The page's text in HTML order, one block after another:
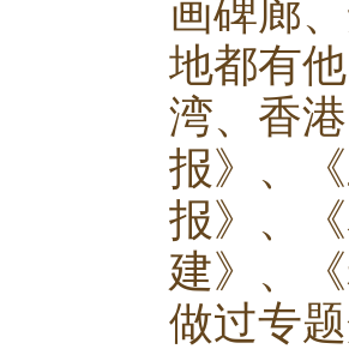
画碑廊
地都有
湾、香
报》、
报》、
建》、
做过专